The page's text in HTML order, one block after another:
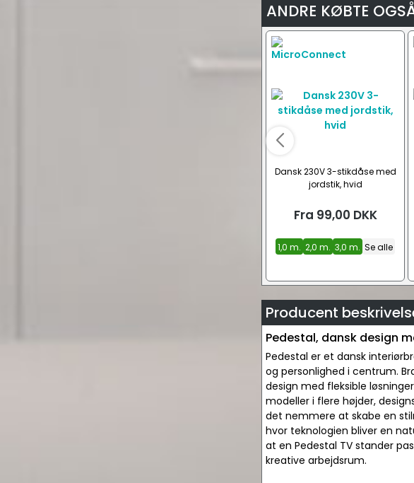
ANDRE KØBTE
Dansk 230V 3-stikdåse med
jordstik, hvid
Fra 99,00 DKK
1,0 m. 2,0 m. 3,0 m. Se alle
Producent
Pedestal, dansk design
Pedestal er et dansk
og personlighed i centrum.
design med fleksible
modeller i flere højder,
det nemmere at skabe en
hvor teknologien bliver en
at en Pedestal TV stander
kreative arbejdsrum.